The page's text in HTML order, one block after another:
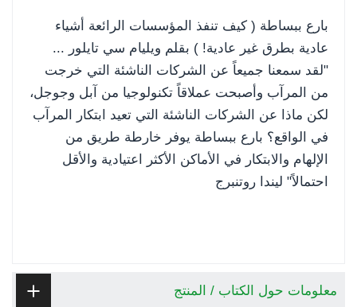
بارع ببساطة ( كيف تنفذ المؤسسات الرائعة أشياء
عادية بطرق غير عادية! ) بقلم ويليام سي تايلور ...
"لقد سمعنا جميعاً عن الشركات الناشئة التي خرجت
من المرآب وأصبحت عملاقاً تكنولوجيا من آبل وجوجل،
لكن ماذا عن الشركات الناشئة التي تعيد ابتكار المرآب
في الواقع؟ بارع ببساطة يوفر خارطة طريق من
الإلهام والابتكار في الأماكن الأكثر اعتيادية والأقل
احتمالاً" ليندا روتنبرج
معلومات حول الكتاب / المنتج